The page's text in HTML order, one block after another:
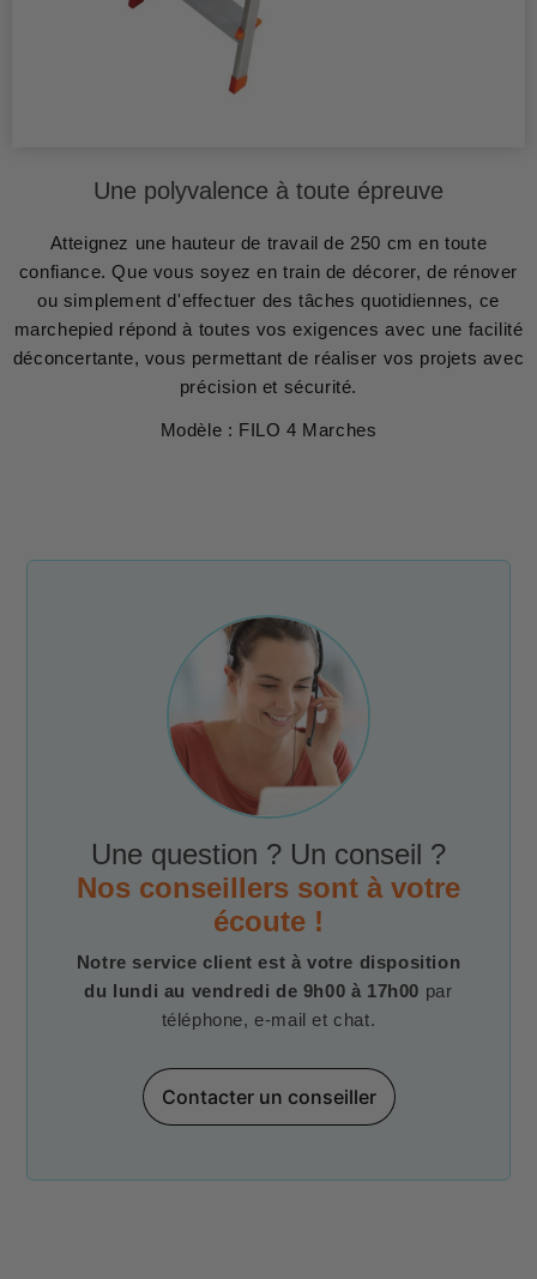
Une polyvalence à toute épreuve
Atteignez une hauteur de travail de 250 cm en toute
confiance. Que vous soyez en train de décorer, de rénover
ou simplement d'effectuer des tâches quotidiennes, ce
marchepied répond à toutes vos exigences avec une facilité
déconcertante, vous permettant de réaliser vos projets avec
précision et sécurité.
Modèle : FILO 4 Marches
Une question ? Un conseil ?
Nos conseillers sont à votre
écoute !
Notre service client est à votre disposition
du lundi au vendredi de 9h00 à 17h00 par
téléphone, e-mail et chat.
Contacter un conseiller